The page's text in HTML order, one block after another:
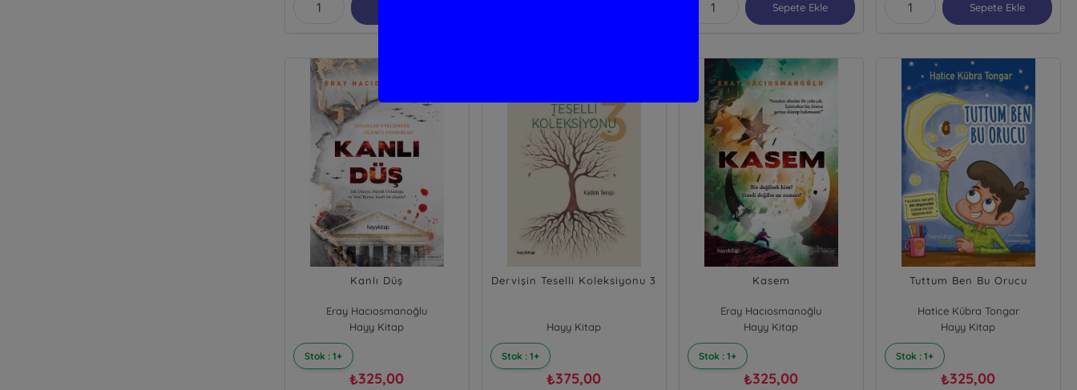
Sepete Ekle Sepete Ekle
Kanlı Düş
Eray Hacıosmanoğlu
Hayy Kitap
Stok : 1+
₺325,00
Dervişin Teselli Koleksiyonu 3
Hayy Kitap
Stok : 1+
₺375,00
Kasem
Eray Hacıosmanoğlu
Hayy Kitap
Stok : 1+
₺325,00
Tuttum Ben Bu Orucu
Hatice Kübra Tongar
Hayy Kitap
Stok : 1+
₺325,00